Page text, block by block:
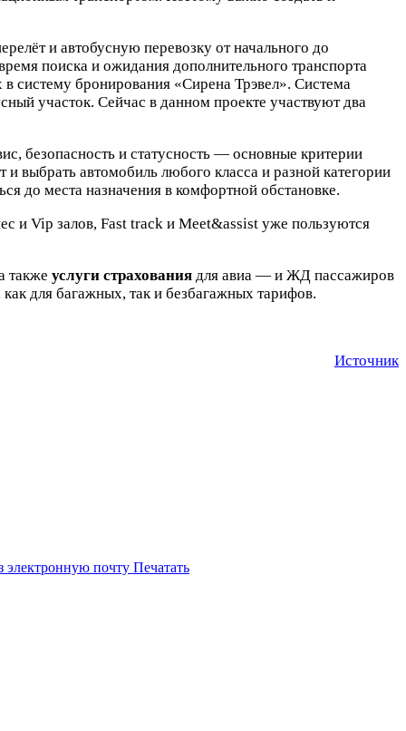
и автобусную перевозку от начального до
поиска и ожидания дополнительного транспорта
систему бронирования «Сирена Трэвел». Система
участок. Сейчас в данном проекте участвуют два
безопасность и статусность — основные критерии
выбрать автомобиль любого класса и разной категории
до места назначения в комфортной обстановке.
и Vip залов, Fast track и Meet&assist уже пользуются
также услуги страхования для авиа — и ЖД пассажиров
для багажных, так и безбагажных тарифов.
Источник
электронную почту Печатать